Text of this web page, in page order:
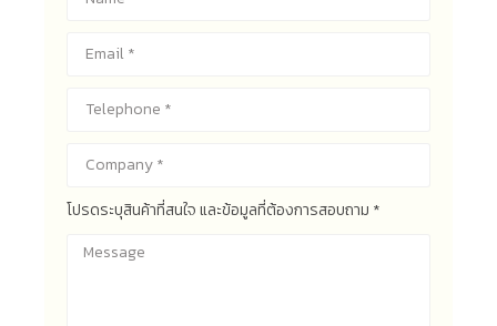
โปรดระบุสินค้าที่สนใจ และข้อมูลที่ต้องการสอบถาม *